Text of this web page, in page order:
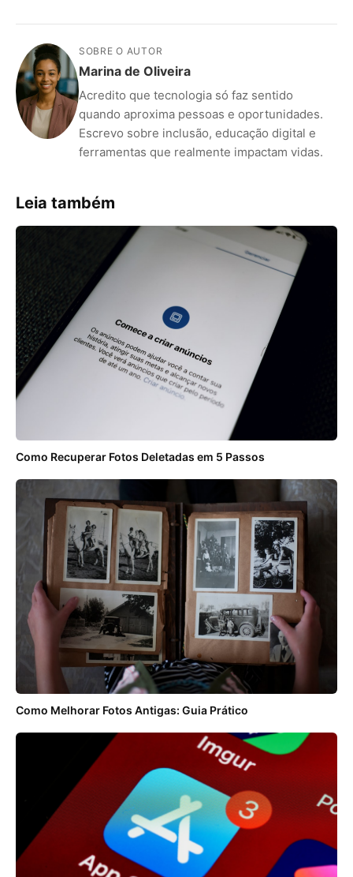
SOBRE O AUTOR
Marina de Oliveira
Acredito que tecnologia só faz sentido
quando aproxima pessoas e oportunidades.
Escrevo sobre inclusão, educação digital e
ferramentas que realmente impactam vidas.
Leia também
Como Recuperar Fotos Deletadas em 5 Passos
Como Melhorar Fotos Antigas: Guia Prático